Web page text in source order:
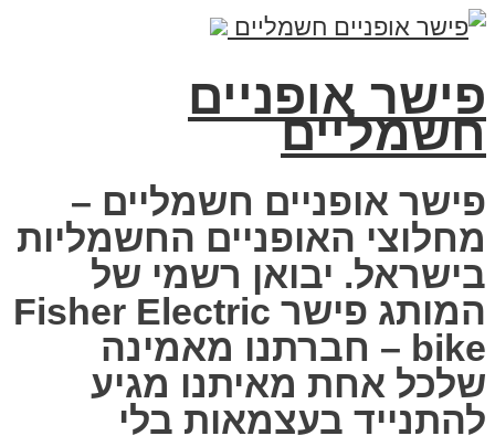
פישר אופניים
חשמליים
פישר אופניים חשמליים –
מחלוצי האופניים החשמליות
בישראל. יבואן רשמי של
המותג פישר Fisher Electric
bike – חברתנו מאמינה
שלכל אחת מאיתנו מגיע
להתנייד בעצמאות בלי